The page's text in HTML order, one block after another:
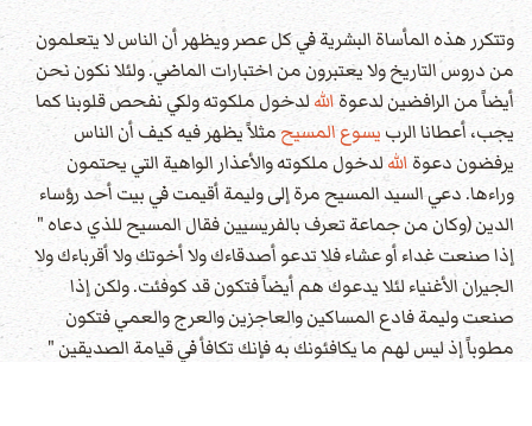
وتتكرر هذه المأساة البشرية في كل عصر ويظهر أن الناس لا يتعلمون
من دروس التاريخ ولا يعتبرون من اختبارات الماضي. ولئلا نكون نحن
أيضاً من الرافضين لدعوةاللهلدخول ملكوته ولكي نفحص قلوبنا كما
يجب، أعطانا الرب يسوع المسيحمثلاً يظهر فيه كيف أن الناس
يرفضون دعوة الله لدخول ملكوته والأعذار الواهية التي يحتمون
وراءها. دعي السيد المسيح مرة إلى وليمة أقيمت في بيت أحد رؤساء
الدين (وكان من جماعة تعرف بالفريسيين فقال المسيح للذي دعاه "
إذا صنعت غداء أو عشاء فلا تدعو أصدقاءك ولا أخوتك ولا أقرباءك ولا
الجيران الأغنياء لئلا يدعوك هم أيضاً فتكون قد كوفئت. ولكن إذا
صنعت وليمة فادع المساكين والعاجزين والعرج والعمي فتكون
مطوباً إذ ليس لهم ما يكافئونك به فإنك تكافأ في قيامة الصديقين "